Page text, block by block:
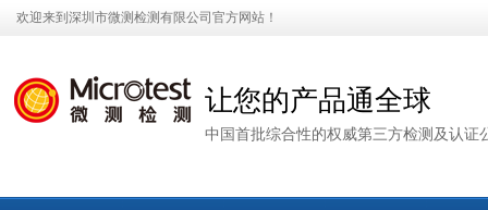
欢迎来到深圳市微测检测有限公司官方网站！
让您的产品通全球
中国首批综合性的权威第三方检测及认证